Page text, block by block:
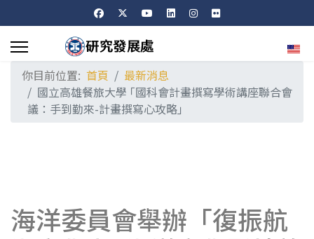
選擇
你目前位置: 首頁
最新消息
國立高雄餐旅大學 ｢國科會計畫撰寫學術講座聯合會
議：手到勤來-計畫撰寫心攻略｣
海洋委員會舉辦「復振航